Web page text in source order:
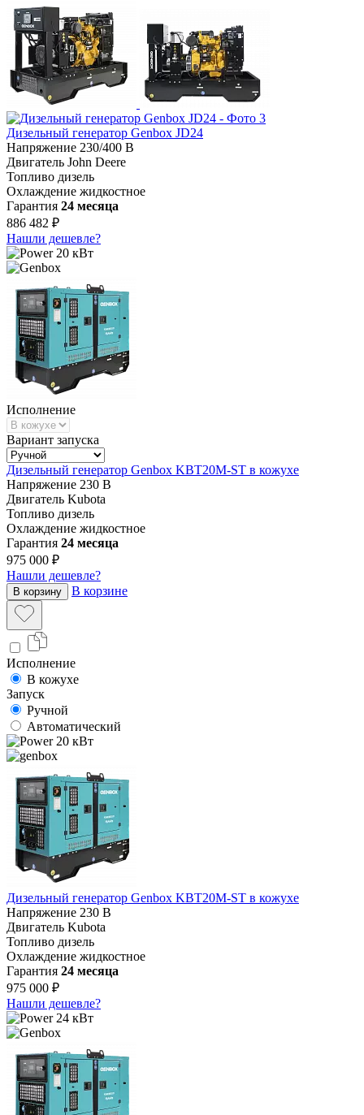
Дизельный генератор Genbox JD24
Напряжение 230/400 В
Двигатель John Deere
Топливо дизель
Охлаждение жидкостное
Гарантия 24 месяца
886 482 ₽
Нашли дешевле?
20 кВт
Исполнение
Вариант запуска
Дизельный генератор Genbox KBT20M-ST в кожухе
Напряжение 230 В
Двигатель Kubota
Топливо дизель
Охлаждение жидкостное
Гарантия 24 месяца
975 000 ₽
Нашли дешевле?
В корзину В корзине
Исполнение
В кожухе
Запуск
Ручной
Автоматический
20 кВт
Дизельный генератор Genbox KBT20M-ST в кожухе
Напряжение 230 В
Двигатель Kubota
Топливо дизель
Охлаждение жидкостное
Гарантия 24 месяца
975 000 ₽
Нашли дешевле?
24 кВт